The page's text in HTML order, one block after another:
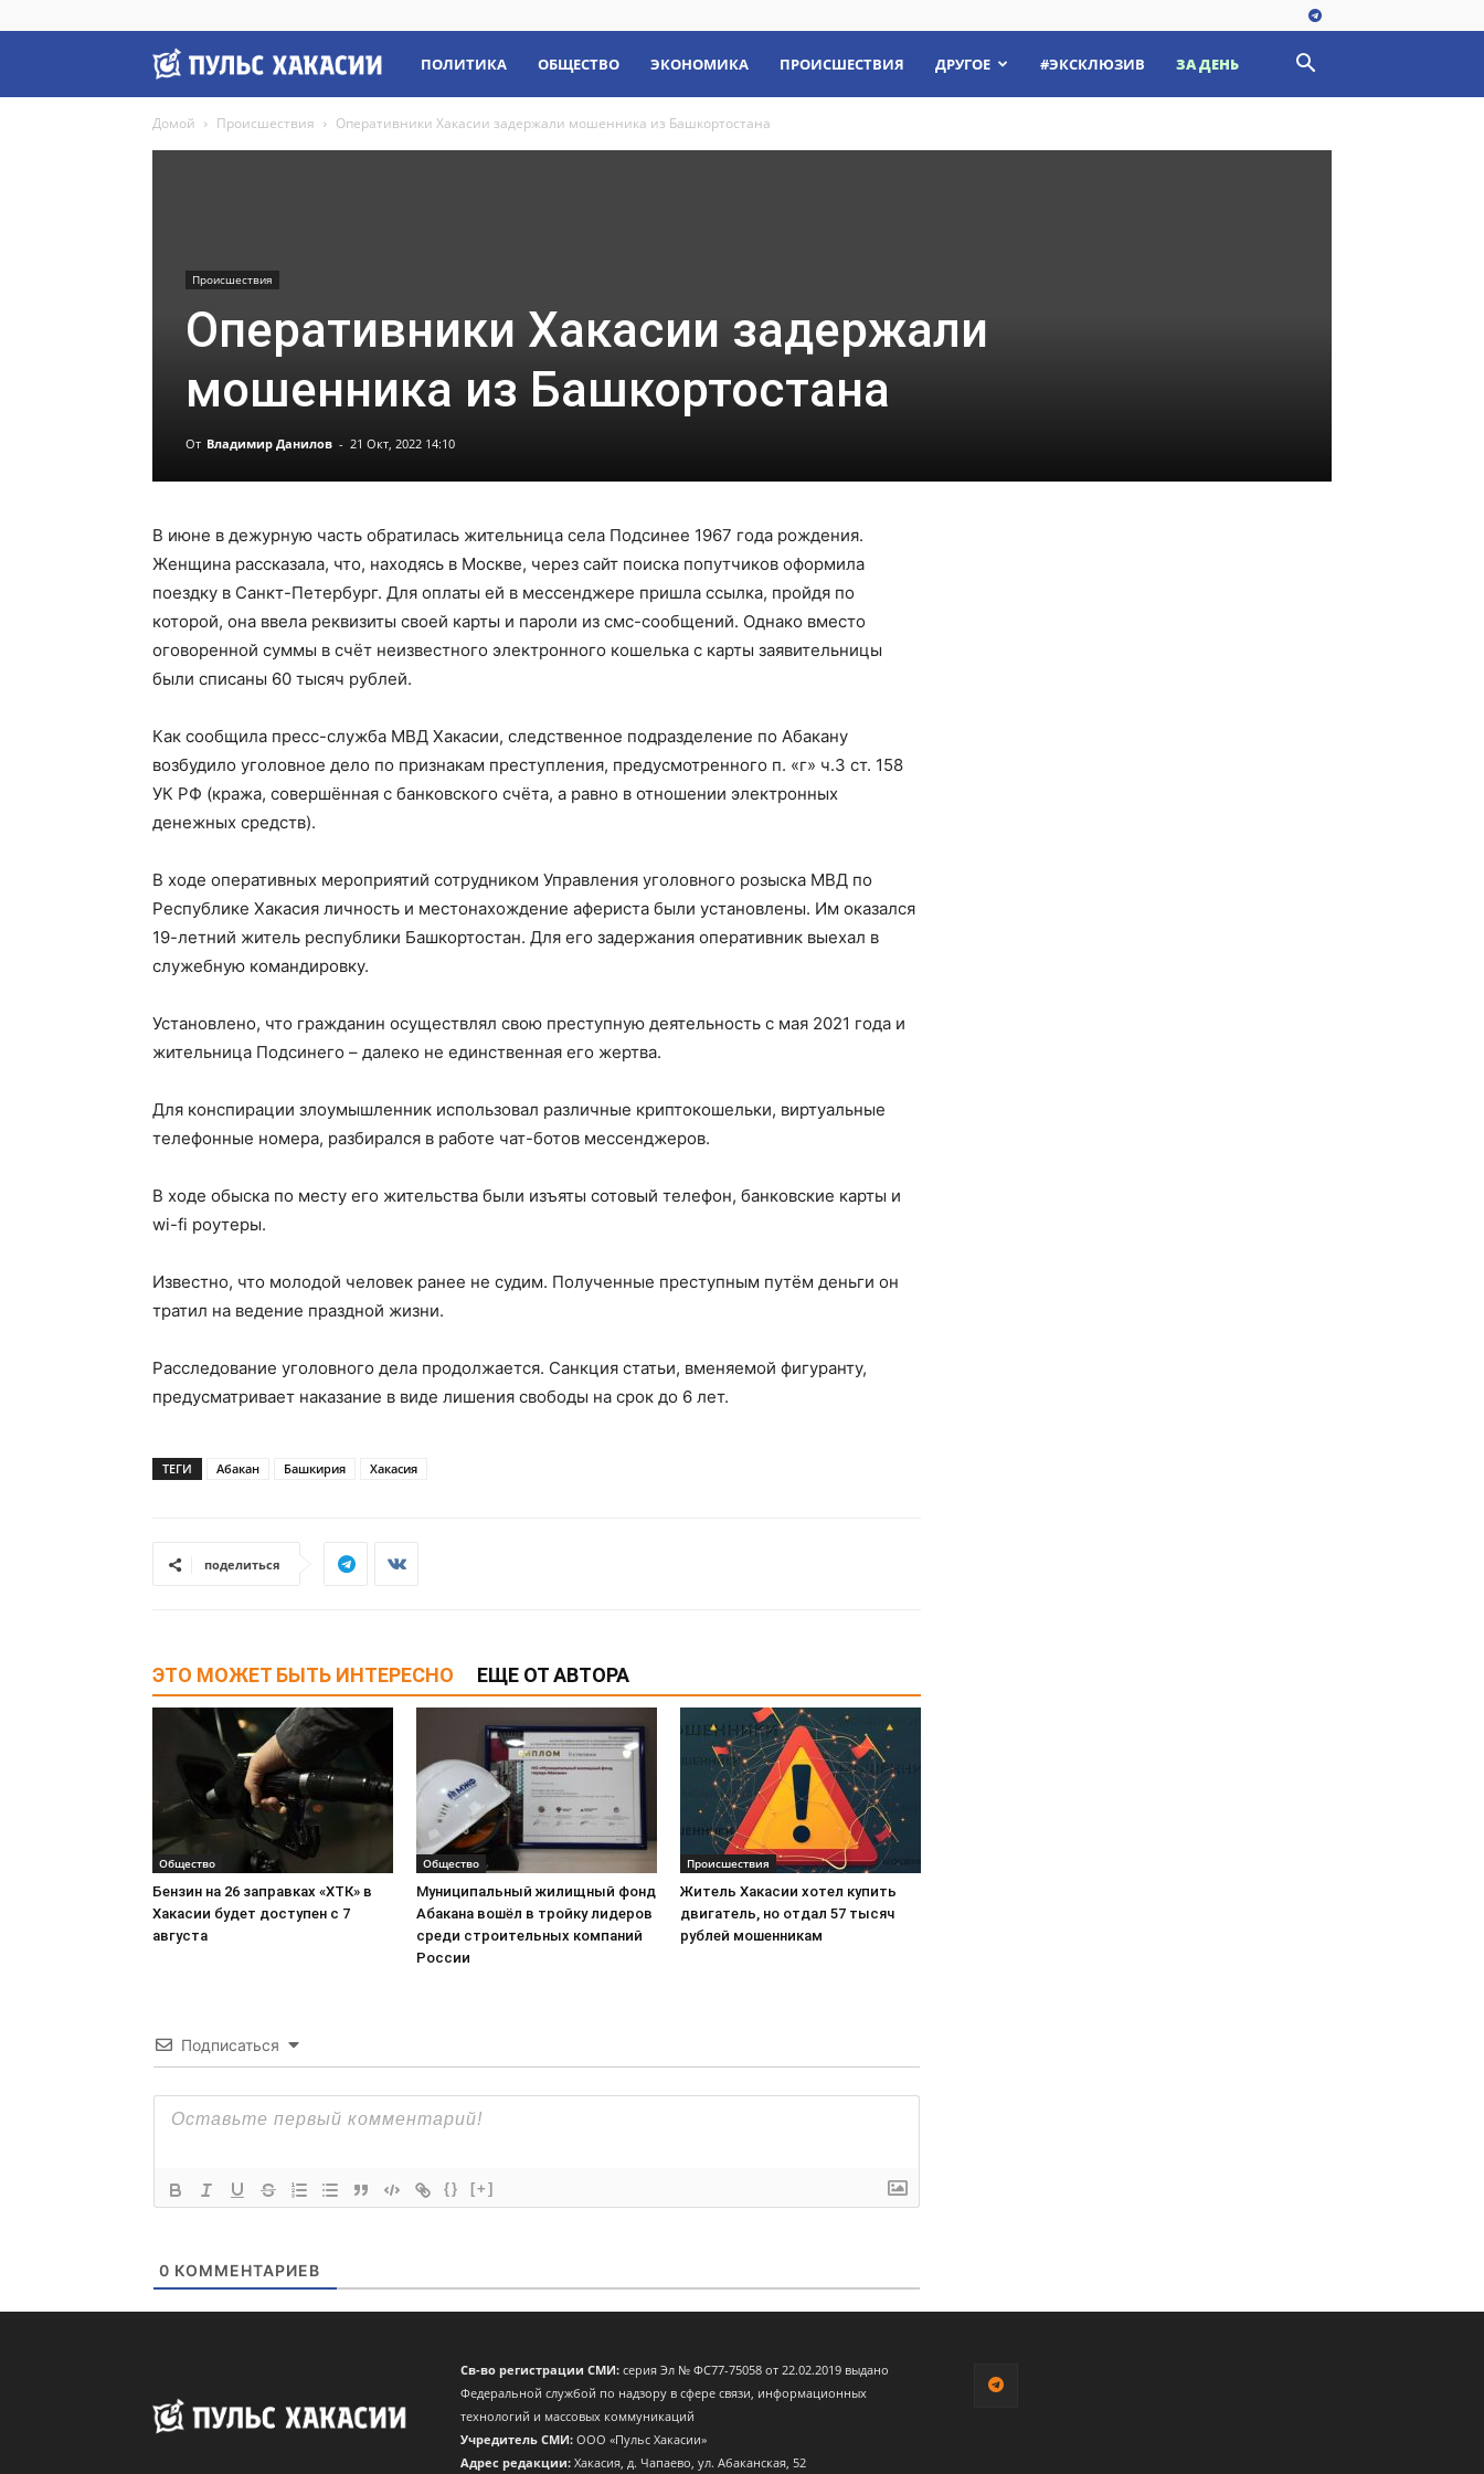
Пульс
Хакасии
ПОЛИТИКА ОБЩЕСТВО ЭКОНОМИКА ПРОИСШЕСТВИЯ ДРУГОЕ #ЭКСКЛЮЗИВ ЗА ДЕНЬ
Домой Происшествия Оперативники Хакасии задержали мошенника из Башкортостана
Происшествия
Оперативники Хакасии задержали
мошенника из Башкортостана
От Владимир Данилов - 21 Окт, 2022 14:10
В июне в дежурную часть обратилась жительница села Подсинее 1967 года рождения.
Женщина рассказала, что, находясь в Москве, через сайт поиска попутчиков оформила
поездку в Санкт-Петербург. Для оплаты ей в мессенджере пришла ссылка, пройдя по
которой, она ввела реквизиты своей карты и пароли из смс-сообщений. Однако вместо
оговоренной суммы в счёт неизвестного электронного кошелька с карты заявительницы
были списаны 60 тысяч рублей.
Как сообщила пресс-служба МВД Хакасии, следственное подразделение по Абакану
возбудило уголовное дело по признакам преступления, предусмотренного п. «г» ч.3 ст. 158
УК РФ (кража, совершённая с банковского счёта, а равно в отношении электронных
денежных средств).
В ходе оперативных мероприятий сотрудником Управления уголовного розыска МВД по
Республике Хакасия личность и местонахождение афериста были установлены. Им оказался
19-летний житель республики Башкортостан. Для его задержания оперативник выехал в
служебную командировку.
Установлено, что гражданин осуществлял свою преступную деятельность с мая 2021 года и
жительница Подсинего – далеко не единственная его жертва.
Для конспирации злоумышленник использовал различные криптокошельки, виртуальные
телефонные номера, разбирался в работе чат-ботов мессенджеров.
В ходе обыска по месту его жительства были изъяты сотовый телефон, банковские карты и
wi-fi роутеры.
Известно, что молодой человек ранее не судим. Полученные преступным путём деньги он
тратил на ведение праздной жизни.
Расследование уголовного дела продолжается. Санкция статьи, вменяемой фигуранту,
предусматривает наказание в виде лишения свободы на срок до 6 лет.
ТЕГИ Абакан Башкирия Хакасия
поделиться
ЭТО МОЖЕТ БЫТЬ ИНТЕРЕСНО ЕЩЕ ОТ АВТОРА
Общество
Бензин на 26 заправках «ХТК» в
Хакасии будет доступен с 7
августа
Общество
Муниципальный жилищный фонд
Абакана вошёл в тройку лидеров
среди строительных компаний
России
Происшествия
Житель Хакасии хотел купить
двигатель, но отдал 57 тысяч
рублей мошенникам
Подписаться
{} [+]
0 КОММЕНТАРИЕВ
Св-во регистрации СМИ: серия Эл № ФС77-75058 от 22.02.2019 выдано
Федеральной службой по надзору в сфере связи, информационных
технологий и массовых коммуникаций
Учредитель СМИ: ООО «Пульс Хакасии»
Адрес редакции: Хакасия, д. Чапаево, ул. Абаканская, 52